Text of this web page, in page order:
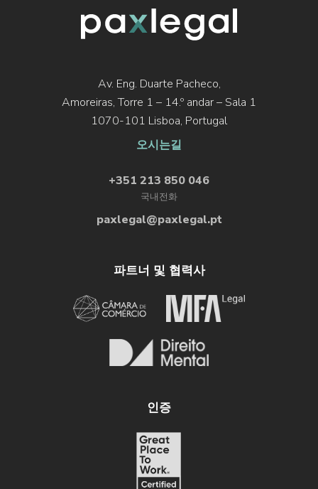
언어뿐 아니라 포르투갈 문화, 역사 및 국가 상징에
기본 권리와 의무, 헌법적 가치 및 포르투갈 정치 체
제에 대한 이해;
민주적 법치국가 원칙에 대한 공식적인 충성 선언.
• 합법적 거주 기간 산정
적 거주 기간으로 인정하던 규정이 폐지됩니다.
CPLP 회원국 국민 및 EU 시민: 9년
기존의 선택적 요건 체계에서 누적적 요건 체계로 변경되
며, 의무 교육 이수 및 부모의 합법적 거주 요건이 포함됩
• 국적 취득에 대한 이의 제기
Av. Eng. Duarte Pacheco,
Amoreiras, Torre 1 – 14.º andar – Sala 1
1070-101 Lisboa, Portugal
오시는길
+351 213 850 046
국내전화
paxlegal@paxlegal.pt
파트너 및 협력사
인증